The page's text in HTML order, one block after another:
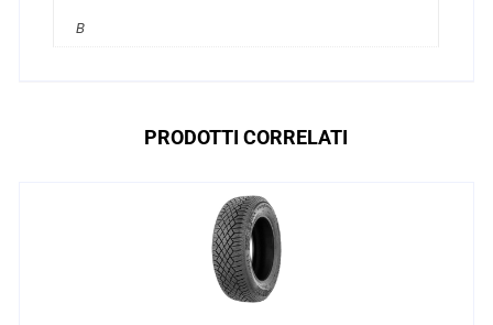
B
PRODOTTI CORRELATI